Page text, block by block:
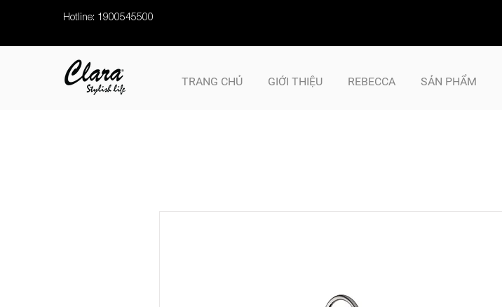
Hotline: 1900545500
TRANG CHỦ GIỚI THIỆU REBECCA SẢN PHẨM